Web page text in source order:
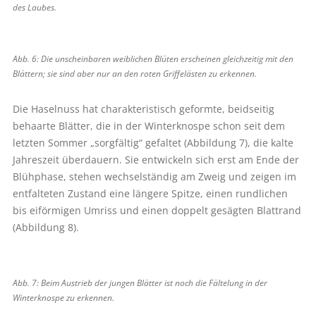
des Laubes.
Abb. 6: Die unscheinbaren weiblichen Blüten erscheinen gleichzeitig mit den
Blättern; sie sind aber nur an den roten Griffelästen zu erkennen.
Die Haselnuss hat charakteristisch geformte, beidseitig
behaarte Blätter, die in der Winterknospe schon seit dem
letzten Sommer „sorgfältig“ gefaltet (Abbildung 7), die kalte
Jahreszeit überdauern. Sie entwickeln sich erst am Ende der
Blühphase, stehen wechselständig am Zweig und zeigen im
entfalteten Zustand eine längere Spitze, einen rundlichen
bis eiförmigen Umriss und einen doppelt gesägten Blattrand
(Abbildung 8).
Abb. 7: Beim Austrieb der jungen Blätter ist noch die Fältelung in der
Winterknospe zu erkennen.